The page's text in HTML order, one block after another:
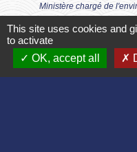
Ministère chargé de
Guide de
demande
Ministère chargé de
Liste des pièces
This site uses cookies and
to activate
OK, accept all